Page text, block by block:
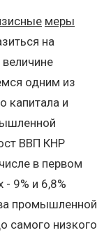
меры
на
одним из
капитала и
ВВП КНР
в первом
- 9% и 6,8%
промышленной
самого низкого